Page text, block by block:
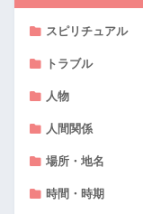
スピリチュアル
トラブル
人物
人間関係
場所・地名
時間・時期